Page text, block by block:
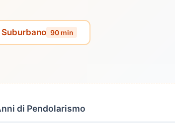
Suburbano 90 min
di Pendolarismo